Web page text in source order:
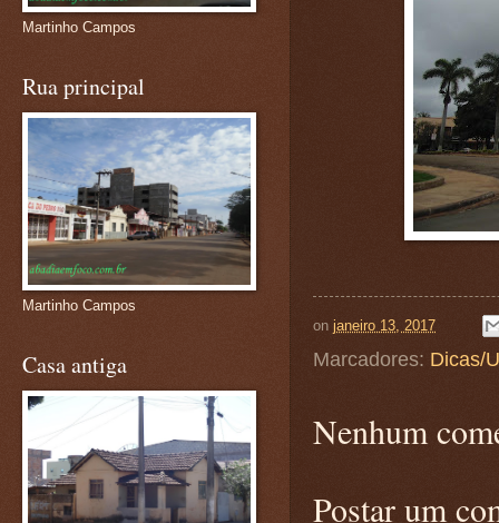
on janeiro 13, 2017
Marcadores: Dicas/
Nenhum
Postar um
Martinho Campos
Rua principal
Martinho Campos
Casa antiga